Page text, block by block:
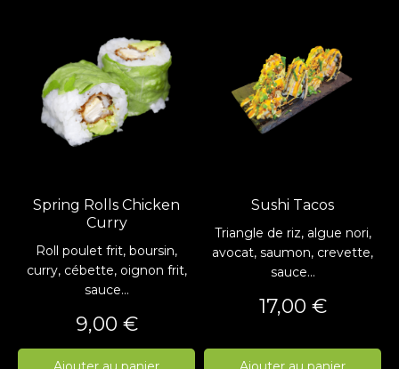
Spring Rolls Chicken
Curry
Roll poulet frit, boursin,
curry, cébette, oignon frit,
sauce...
Prix
9,00 €
Sushi Tacos
Triangle de riz, algue nori,
avocat, saumon, crevette,
sauce...
Prix
17,00 €